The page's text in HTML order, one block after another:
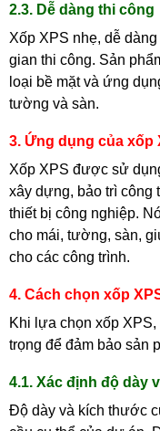
2.3. Dễ dàng thi công
Xốp XPS nhẹ, dễ
gian thi công. Sản
loại bề mặt và ứng
tường và sàn.
3. Ứng dụng của xốp
Xốp XPS được sử
xây dựng, bảo trì công
thiết bị công nghiệp.
cho mái, tường, sàn,
cho các công trình.
4. Cách chọn xốp
Khi lựa chọn xốp
trọng để đảm bảo sản
4.1. Xác định độ dày
Độ dày và kích thước